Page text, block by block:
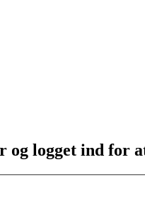
logget ind for